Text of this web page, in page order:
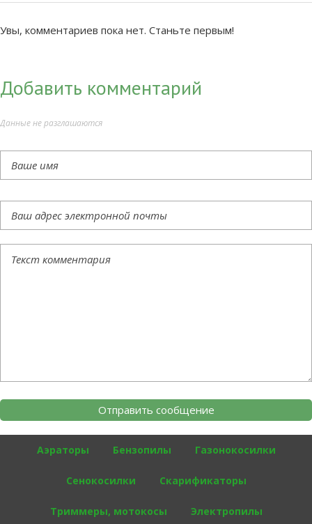
Увы, комментариев пока нет. Станьте первым!
Добавить комментарий
Данные не разглашаются
Аэраторы Бензопилы Газонокосилки
Сенокосилки Скарификаторы
Триммеры, мотокосы Электропилы